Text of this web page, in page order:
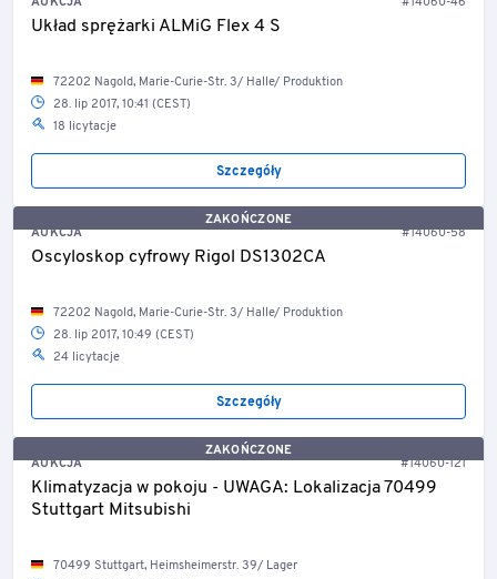
Układ sprężarki ALMiG Flex 4 S
72202 Nagold, Marie-Curie-Str. 3/ Halle/ Produktion
28. lip 2017, 10:41 (CEST)
18 licytacje
Szczegóły
ZAKOŃCZONE
AUKCJA
#14060-58
Oscyloskop cyfrowy Rigol DS1302CA
72202 Nagold, Marie-Curie-Str. 3/ Halle/ Produktion
28. lip 2017, 10:49 (CEST)
24 licytacje
Szczegóły
ZAKOŃCZONE
AUKCJA
#14060-121
Klimatyzacja w pokoju - UWAGA: Lokalizacja 70499
Stuttgart Mitsubishi
70499 Stuttgart, Heimsheimerstr. 39/ Lager